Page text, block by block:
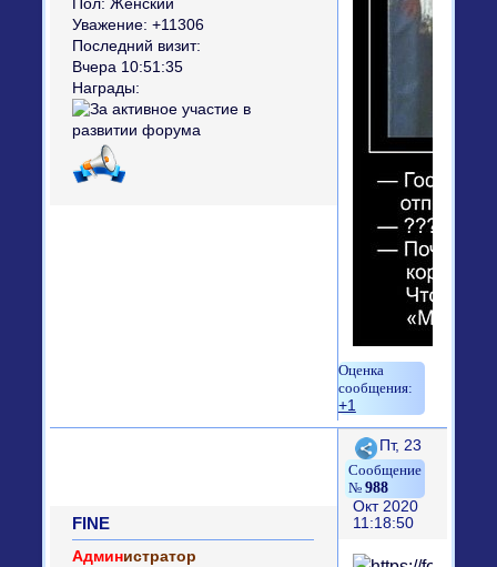
Пол: Женский
Уважение: +11306
Последний визит:
Вчера 10:51:35
Награды:
+1
Поделиться
988
Пт, 23
Окт 2020
11:18:50
FINE
Администратор